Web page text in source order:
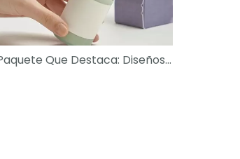
Paquete Que Destaca: Diseños De Botella De Desodorante Audaz